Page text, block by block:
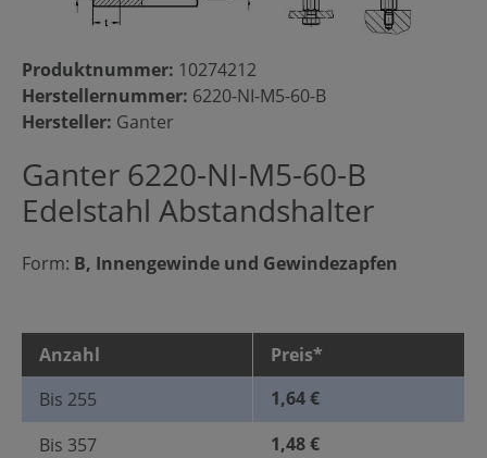
Produktnummer: 10274212
Herstellernummer: 6220-NI-M5-60-B
Hersteller: Ganter
Ganter 6220-NI-M5-60-B
Edelstahl Abstandshalter
Form: B, Innengewinde und Gewindezapfen
Anzahl
Preis*
Bis 255
1,64 €
Bis 357
1,48 €